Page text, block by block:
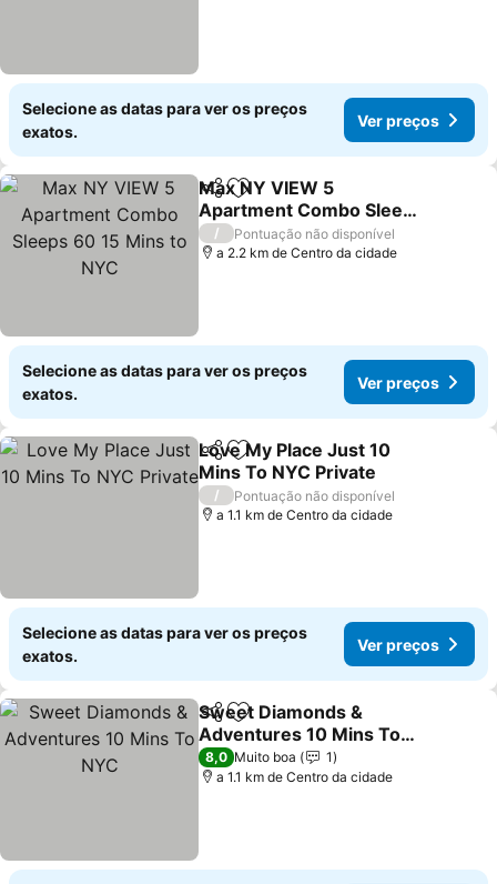
Selecione as datas para ver os preços
exatos.
Ver preços
PartilharAdicionar aos favoritos
Max NY VIEW 5
Apartment Combo Sleeps
60 15 Mins to NYC
/
Pontuação não disponível
a 2.2 km de Centro da cidade
Selecione as datas para ver os preços
exatos.
Ver preços
PartilharAdicionar aos favoritos
Love My Place Just 10
Mins To NYC Private
/
Pontuação não disponível
a 1.1 km de Centro da cidade
Selecione as datas para ver os preços
exatos.
Ver preços
PartilharAdicionar aos favoritos
Sweet Diamonds &
Adventures 10 Mins To
NYC
8,0 Muito boa
1
a 1.1 km de Centro da cidade